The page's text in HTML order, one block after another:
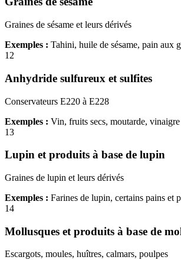
Graines de sésame et leurs dérivés
Exemples : Tahini, huile de sésame, pain aux
12
Anhydride sulfureux et sulfites
Conservateurs E220 à E228
Exemples : Vin, fruits secs, moutarde, vinaigre
13
Lupin et produits à base de lupin
Graines de lupin et leurs dérivés
Exemples : Farines de lupin, certains pains et
14
Mollusques et produits à base de
Escargots, moules, huîtres, calmars, poulpes